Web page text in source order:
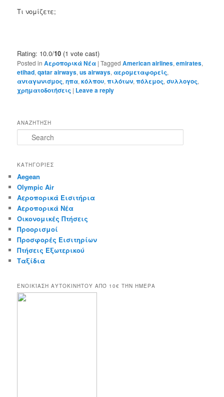
Τι νομίζετε;
Rating: 10.0/10 (1 vote cast)
Posted in Αεροπορικά Νέα |Tagged American airlines,emirates,
etihad,qatar airways,us airways,αερομεταφορείς,
ανταγωνισμος,ηπα,κόλπου,πιλότων,πόλεμος,συλλογος,
χρηματοδοτήσεις | Leave a reply
ΑΝΑΖΗΤΗΣΗ
e
r
h
ΚΑΤΗΓΟΡΊΕΣ
Aegean
Olympic Air
Αεροπορικά Εισιτήρια
Αεροπορικά Νέα
Οικονομικές Πτήσεις
Προορισμοί
Προσφορές Εισιτηρίων
Πτήσεις Εξωτερικού
Ταξίδια
ΕΝΟΙΚΊΑΣΗ ΑΥΤΟΚΙΝΉΤΟΥ ΑΠΌ 10€ ΤΉΝ ΗΜΈΡΑ